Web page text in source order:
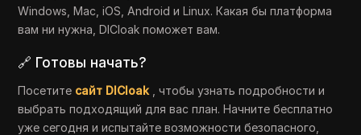
Windows, Mac, iOS, Android и Linux. Какая бы платформа
вам ни нужна, DICloak поможет вам.
🔗 Готовы начать?
Посетите сайт DICloak , чтобы узнать подробности и
выбрать подходящий для вас план. Начните бесплатно
уже сегодня и испытайте возможности безопасного,